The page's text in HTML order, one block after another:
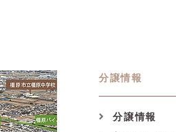
分譲情報
分譲情報